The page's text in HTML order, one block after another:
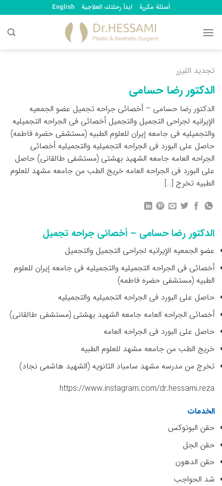
to
content
أسئلة مكررة ابدأ رحلتك العلاجية English
تجديد الليزر
الدکتور رضا حسامی
الدکتور رضا حسامی – أخصائی جراحه تجمیل عضو الجمعیه
الإیرانیه لجراحی التجمیل والتجمیل أخصائی فی الجراحه التجمیلیه
والتجمیلیه فی جامعه إیران للعلوم الطبیه (مستشفى حضره فاطمه)
حاصل على البورد فی الجراحه التجمیلیه والتجمیلیه أخصائی
الجراحه العامه جامعه الشهید بهشتی (مستشفى طالقانی) حاصل
على البورد فی الجراحه العامه خریج الطب من جامعه مشهد للعلوم
الطبیه تخرج […]
الدکتور رضا حسامی – أخصائی جراحه تجمیل
عضو الجمعیه الإیرانیه لجراحی التجمیل والتجمیل
أخصائی فی الجراحه التجمیلیه والتجمیلیه فی جامعه إیران للعلوم
الطبیه (مستشفى حضره فاطمه)
حاصل على البورد فی الجراحه التجمیلیه والتجمیلیه
أخصائی الجراحه العامه جامعه الشهید بهشتی (مستشفى طالقانی)
حاصل على البورد فی الجراحه العامه
خریج الطب من جامعه مشهد للعلوم الطبیه
تخرج من مدرسه مشهد سامباد الثانویه (الشهید هاشمی نجاد)
https://www.instagram.com/dr.hessami.reza
الخدمات
حقن البوتوکس
حقن الجل
حقن الدهون
شد الحواجب